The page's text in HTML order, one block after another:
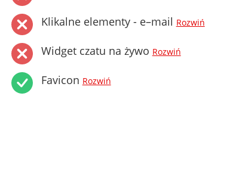
Klikalne elementy - e–mail Rozwiń
Widget czatu na żywo Rozwiń
Favicon Rozwiń